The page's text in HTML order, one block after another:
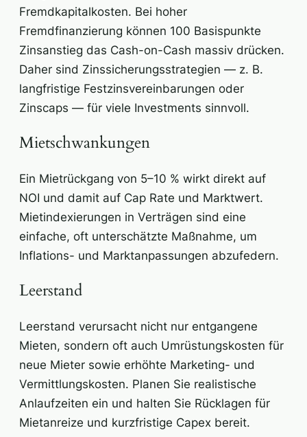
Fremdkapitalkosten. Bei hoher
Fremdfinanzierung können 100 Basispunkte
Zinsanstieg das Cash-on-Cash massiv drücken.
Daher sind Zinssicherungsstrategien — z. B.
langfristige Festzinsvereinbarungen oder
Zinscaps — für viele Investments sinnvoll.
Mietschwankungen
Ein Mietrückgang von 5–10 % wirkt direkt auf
NOI und damit auf Cap Rate und Marktwert.
Mietindexierungen in Verträgen sind eine
einfache, oft unterschätzte Maßnahme, um
Inflations- und Marktanpassungen abzufedern.
Leerstand
Leerstand verursacht nicht nur entgangene
Mieten, sondern oft auch Umrüstungskosten für
neue Mieter sowie erhöhte Marketing- und
Vermittlungskosten. Planen Sie realistische
Anlaufzeiten ein und halten Sie Rücklagen für
Mietanreize und kurzfristige Capex bereit.